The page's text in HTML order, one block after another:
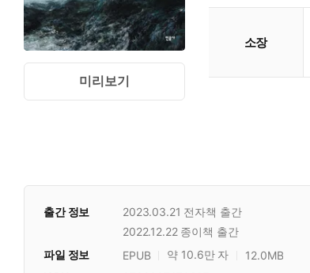
미리보기
소장
출간 정보 2023.03.21 전자책 출간
2022.12.22 종이책 출간
파일 정보 EPUB 약 10.6만 자 12.0MB